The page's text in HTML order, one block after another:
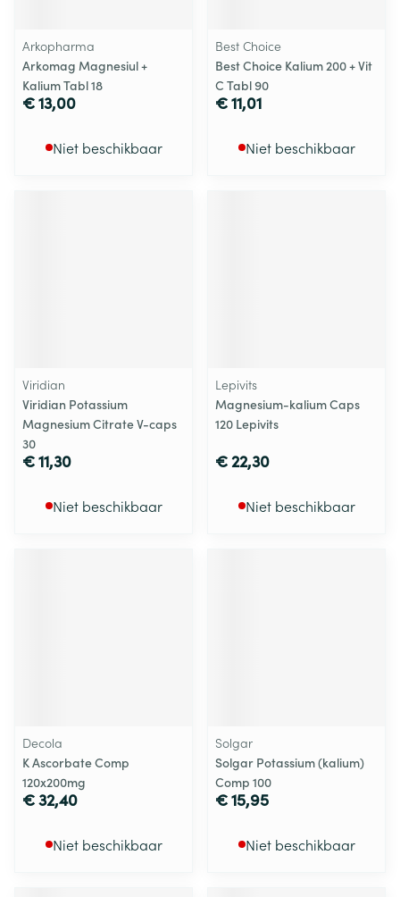
Arkopharma
Arkomag Magnesiul +
Kalium Tabl 18
€ 13,00
Niet beschikbaar
Best Choice
Best Choice Kalium 200 + Vit
C Tabl 90
€ 11,01
Niet beschikbaar
Viridian
Viridian Potassium
Magnesium Citrate V-caps
30
€ 11,30
Niet beschikbaar
Lepivits
Magnesium-kalium Caps
120 Lepivits
€ 22,30
Niet beschikbaar
Decola
K Ascorbate Comp
120x200mg
€ 32,40
Niet beschikbaar
Solgar
Solgar Potassium (kalium)
Comp 100
€ 15,95
Niet beschikbaar